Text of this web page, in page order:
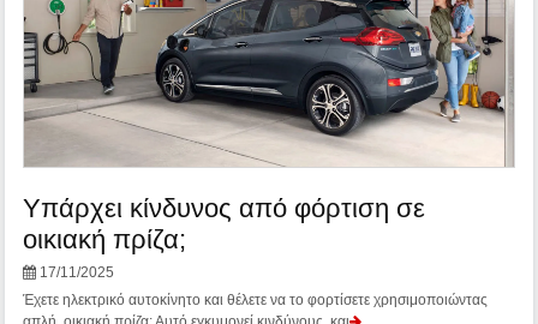
Υπάρχει κίνδυνος από φόρτιση σε
οικιακή πρίζα;
17/11/2025
Έχετε ηλεκτρικό αυτοκίνητο και θέλετε να το φορτίσετε χρησιμοποιώντας